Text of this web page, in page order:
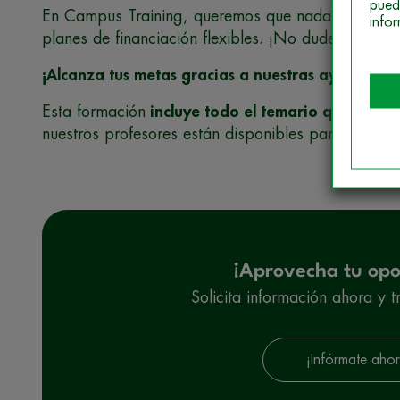
En Campus Training, queremos que nada te
planes de financiación flexibles. ¡No dudes en
¡Alcanza tus metas gracias a nuestras ayudas
Esta formación incluye todo el temario que
nuestros profesores están disponibles para
¡Aprovecha tu
Solicita información ahora y
¡Infórmate